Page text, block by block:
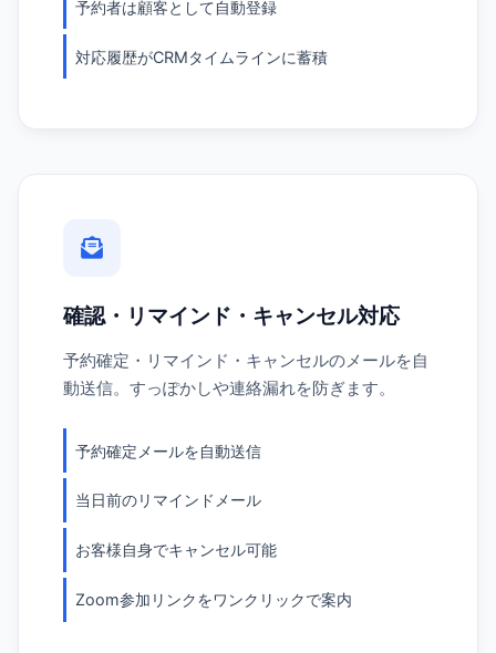
予約者は顧客として自動登録
対応履歴がCRMタイムラインに蓄積
確認・リマインド・キャンセル対応
予約確定・リマインド・キャンセルのメールを自
動送信。すっぽかしや連絡漏れを防ぎます。
予約確定メールを自動送信
当日前のリマインドメール
お客様自身でキャンセル可能
Zoom参加リンクをワンクリックで案内